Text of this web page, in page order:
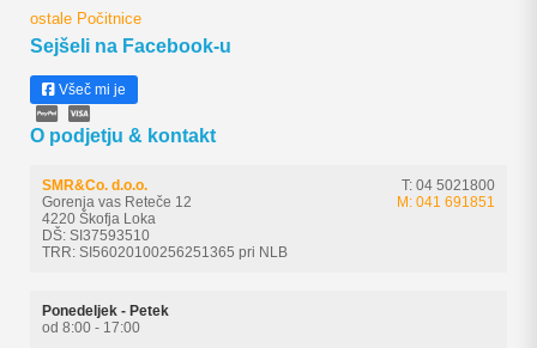
ostale Počitnice
Sejšeli na Facebook-u
Všeč mi je
O podjetju & kontakt
SMR&Co. d.o.o.
Gorenja vas Reteče 12
4220 Škofja Loka
DŠ: SI37593510
TRR: SI56020100256251365 pri NLB
T: 04 5021800
M: 041 691851
Ponedeljek - Petek
od 8:00 - 17:00